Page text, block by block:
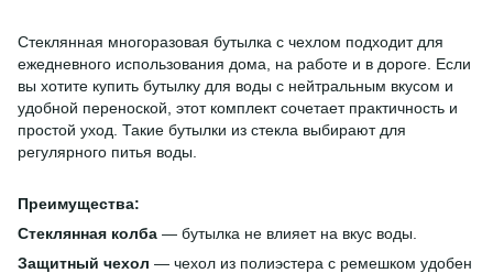
Стеклянная многоразовая бутылка с чехлом подходит для
ежедневного использования дома, на работе и в дороге. Если
вы хотите купить бутылку для воды с нейтральным вкусом и
удобной переноской, этот комплект сочетает практичность и
простой уход. Такие бутылки из стекла выбирают для
регулярного питья воды.
Преимущества:
Стеклянная колба — бутылка не влияет на вкус воды.
Защитный чехол — чехол из полиэстера с ремешком удобен